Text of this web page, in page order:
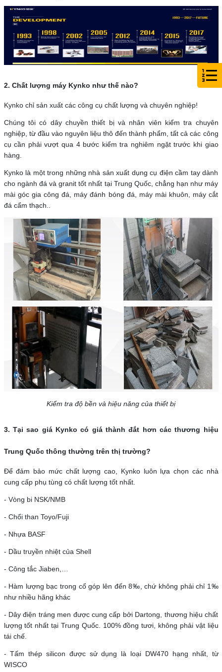
2. Chất lượng máy Kynko như thế nào?
Kynko chỉ sản xuất các công cụ chất lượng và chuyên nghiệp!
Chúng tôi có dây chuyền thiết bị và nhân viên kiểm tra chuyên
nghiệp, từ đầu vào nguyên liệu thô đến thành phẩm, tất cả các công
cụ cần phải vượt qua 4 bước kiểm tra nghiêm ngặt trước khi giao
hàng.
Kynko là một trong những nhà sản xuất dụng cụ điện cầm tay dành
cho ngành đá và granit tốt nhất tại Trung Quốc, chẳng hạn như máy
mài góc gia công đá, máy đánh bóng đá, máy mài khuôn, máy cắt
đá cẩm thạch..
Kiểm tra độ bền và hiệu năng của thiết bị
3. Tại sao giá Kynko có giá thành đắt hơn các thương hiệu
Trung Quốc thông thường trên thị trường?
Để đảm bảo mức chất lượng cao, Kynko luôn lựa chọn các nhà
cung cấp phụ tùng có chất lượng tốt nhất.
- Vòng bi NSK/NMB
- Chổi than Toyo/Fuji
- Nhựa BASF
- Dầu truyền nhiệt của Shell
- Công tắc Jiaben,…
- Hàm lượng bạc trong cổ góp lên đến 8‰, chứ không phải chỉ 1‰
như nhiều hãng khác
- Dây điện tráng men được cung cấp bởi Dartong, thương hiệu chất
lượng tốt nhất tại Trung Quốc. 100% đồng tươi, không phải vật liệu
tái chế.
- Tấm thép silicon được sử dụng là loại DW470 hạng nhất, từ
WISCO